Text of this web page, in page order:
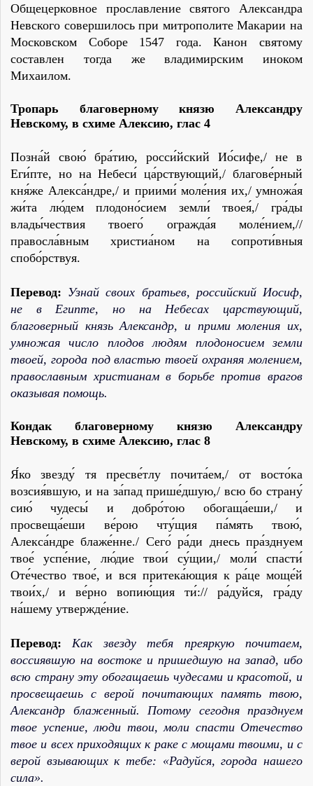
Общецерковное прославление святого Александра
Невского совершилось при митрополите Макарии на
Московском Соборе 1547 года. Канон святому
составлен тогда же владимирским иноком
Михаилом.
Тропарь благоверному князю Александру
Невскому, в схиме Алексию, глас 4
Позна́й свою́ бра́тию, росси́йский Ио́сифе,/ не в
Еги́пте, но на Небеси́ ца́рствующий,/ благове́рный
кня́же Алекса́ндре,/ и приими́ моле́ния их,/ умножа́я
жи́та лю́дем плодоно́сием земли́ твоея́,/ гра́ды
влады́чествия твоего́ огражда́я моле́нием,//
правосла́вным христиа́ном на сопроти́вныя
спобо́рствуя.
Перевод: Узнай своих братьев, российский Иосиф,
не в Египте, но на Небесах царствующий,
благоверный князь Александр, и прими моления их,
умножая число плодов людям плодоносием земли
твоей, города под властью твоей охраняя молением,
православным христианам в борьбе против врагов
оказывая помощь.
Кондак благоверному князю Александру
Невскому, в схиме Алексию, глас 8
Я́ко звезду́ тя пресве́тлу почита́ем,/ от восто́ка
возсия́вшую, и на за́пад прише́дшую,/ всю бо страну́
сию́ чудесы́ и добро́тою обогаща́еши,/ и
просвеща́еши ве́рою чту́щия па́мять твою́,
Алекса́ндре блаже́нне./ Сего́ ра́ди днесь пра́зднуем
твое́ успе́ние, лю́дие твои́ су́щии,/ моли́ спасти́
Оте́чество твое́, и вся притека́ющия к ра́це моще́й
твои́х,/ и ве́рно вопию́щия ти́:// ра́дуйся, гра́ду
на́шему утвержде́ние.
Перевод:
Как звезду тебя преяркую почитаем,
воссиявшую на востоке и пришедшую на запад, ибо
всю страну эту обогащаешь чудесами и красотой, и
просвещаешь с верой почитающих память твою,
Александр блаженный. Потому сегодня празднуем
твое успение, люди твои, моли спасти Отечество
твое и всех приходящих к раке с мощами твоими, и с
верой взывающих к тебе: «Радуйся, города нашего
сила».